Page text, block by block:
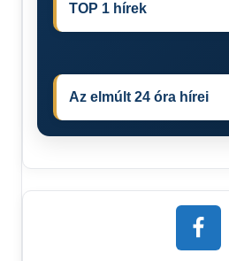
TOP 1 hírek
Az elmúlt 24 óra hírei